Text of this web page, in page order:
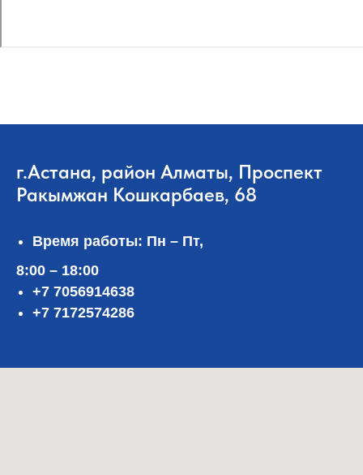
г.Астана, район Алматы, Проспект
Ракымжан Кошкарбаев, 68
Время работы: Пн – Пт,
8:00 – 18:00
+7 7056914638
+7 7172574286